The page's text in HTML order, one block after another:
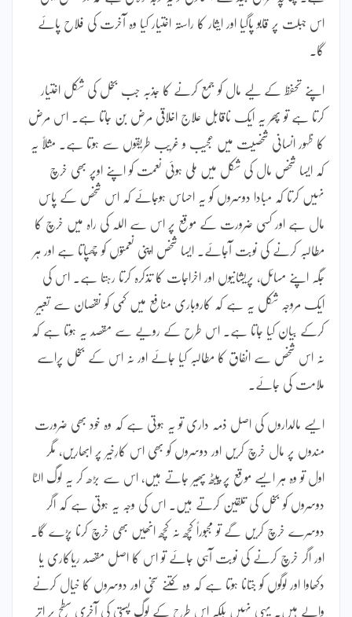
اس جبلت پر قابو پاگیا اور ایثار کا راستہ اختیار کیا وہ آخرت کی فلاح پائے
گا۔
اپنے تحفظ کے لیے مال کو جمع کرنے کا جذبہ جب بخل کی شکل اختیار
کرتا ہے تو پھر یہ ایک ناقابل علاج اخلاقی مرض بن جاتا ہے۔ اس مرض
کا ظہور انسانی شخصیت میں عجیب و غریب طریقوں سے ہوتا ہے۔ مثلاً یہ
کہ ایسا شخص مال کی شکل میں ملی ہوئی نعمت کو اپنے اوپر بھی خرچ
نہیں کرتا کہ مبادا دوسروں کو یہ احساس ہوجائے کہ اس شخص کے پاس
مال ہے اور کسی ضرورت کے موقع پر اس سے اللہ کی راہ میں خرچ کا
مطالبہ کرنے کی نوبت آجائے۔ ایسا شخص اپنی نعمتوں کو چھپاتا ہے اور ہر
جگہ اپنے مسائل، پریشانیوں اور اخراجات کا تذکرہ کرتا رہتا ہے۔ اس کی
ایک مروجہ شکل یہ ہے کہ کاروباری منافع میں کمی کو نقصان سے تعبیر
کرکے بیان کیا جاتا ہے۔ اس طرح کے رویے سے مقصد یہ ہوتا ہے کہ
نہ اس شخص سے انفاق کا مطالبہ کیا جائے اور نہ اس کے بخل پراسے
ملامت کی جائے۔
ایسے مالداروں کی اصل ذمہ داری تو یہ ہوتی ہے کہ وہ خود بھی ضرورت
مندوں پر مال خرچ کریں اور دوسروں کو بھی اس کارِخیر پر ابھاریں، مگر
اول تو وہ ہر ایسے موقع پر پیٹھ پھیر جاتے ہیں، اس سے بڑھ کر یہ لوگ الٹا
دوسروں کو بخل کی تلقین کرتے ہیں۔ اس کی وجہ یہ ہوتی ہے کہ اگر
دوسرے خرچ کریں گے تو مجبوراً کچھ نہ کچھ انھیں بھی خرچ کرنا پڑے گا۔
اور اگر خرچ کرنے کی نوبت آہی جائے تو اس کا اصل مقصد ریاکاری یا
دکھاوا اور لوگوں کو جتانا ہوتا ہے کہ وہ کتنے سخی اور دوسروں کا خیال کرنے
والے ہیں۔ یہی نہیں بلکہ اس طرح کے لوگ پستی کی آخری سطح پر اتر